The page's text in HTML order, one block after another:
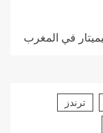
في المغرب
ترندز